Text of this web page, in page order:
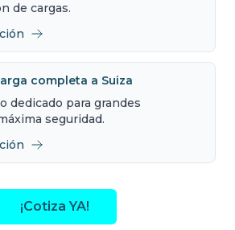
de cargas.
completa a Suiza
dedicado para grandes
seguridad.
¡Cotiza YA!